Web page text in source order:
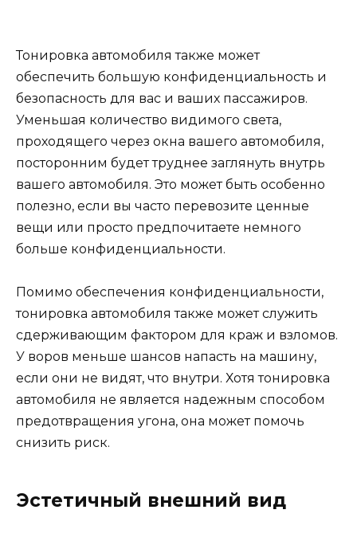
Тонировка автомобиля также может
обеспечить большую конфиденциальность и
безопасность для вас и ваших пассажиров.
Уменьшая количество видимого света,
проходящего через окна вашего автомобиля,
посторонним будет труднее заглянуть внутрь
вашего автомобиля. Это может быть особенно
полезно, если вы часто перевозите ценные
вещи или просто предпочитаете немного
больше конфиденциальности.
Помимо обеспечения конфиденциальности,
тонировка автомобиля также может служить
сдерживающим фактором для краж и взломов.
У воров меньше шансов напасть на машину,
если они не видят, что внутри. Хотя тонировка
автомобиля не является надежным способом
предотвращения угона, она может помочь
снизить риск.
Эстетичный внешний вид